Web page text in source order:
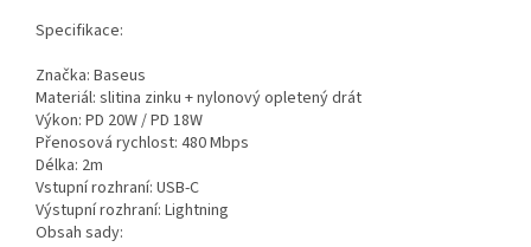
Specifikace:
Značka: Baseus
Materiál: slitina zinku + nylonový opletený drát
Výkon: PD 20W / PD 18W
Přenosová rychlost: 480 Mbps
Délka: 2m
Vstupní rozhraní: USB-C
Výstupní rozhraní: Lightning
Obsah sady: